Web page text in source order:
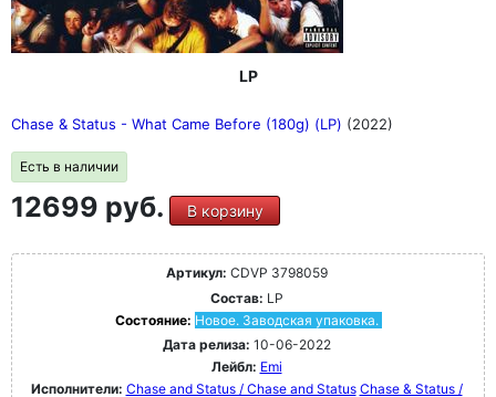
LP
Chase & Status - What Came Before (180g) (LP) (2022)
Есть в наличии
12699 руб. В корзину
Артикул: CDVP 3798059
Состав: LP
Состояние: Новое. Заводская упаковка.
Дата релиза: 10-06-2022
Лейбл: Emi
Исполнители: Chase and Status / Chase and Status Chase & Status /